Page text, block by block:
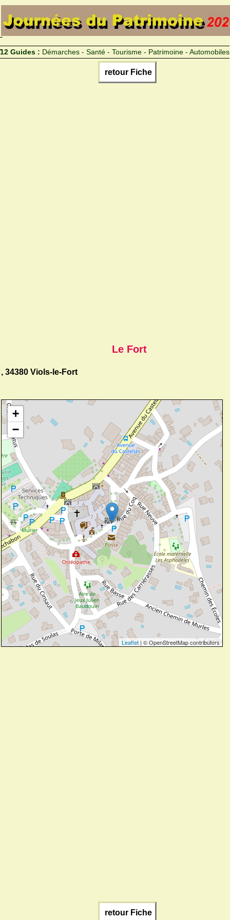
12 Guides : Démarches - Santé - Tourisme - Patrimoine - Automobiles
retour Fiche
Le Fort
, 34380 Viols-le-Fort
+
−
Leaflet | © OpenStreetMap contributors
retour Fiche